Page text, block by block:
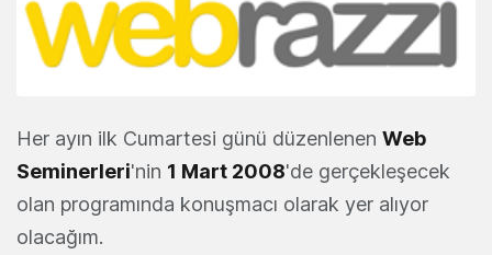
Her ayın ilk Cumartesi günü düzenlenen Web
Seminerleri'nin 1 Mart 2008'de gerçekleşecek
olan programında konuşmacı olarak yer alıyor
olacağım.